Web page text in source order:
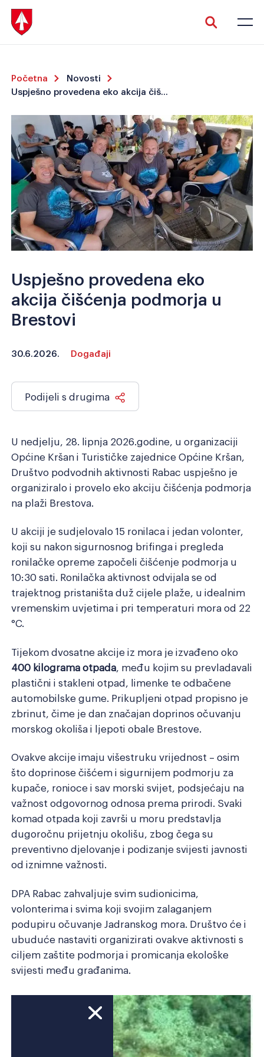
Veliki tekst Invertiraj boju
Crno-bijelo Razmak slova
Razmak redova Veliki kursor
Početna
Novosti
Uspješno provedena eko akcija čišćenja podmorja u Brestovi
Uspješno provedena eko
akcija čišćenja podmorja u
Brestovi
30.6.2026. Događaji
Podijeli s drugima
U nedjelju, 28. lipnja 2026.godine, u organizaciji
Općine Kršan i Turističke zajednice Općine Kršan,
Društvo podvodnih aktivnosti Rabac uspješno je
organiziralo i provelo eko akciju čišćenja podmorja
na plaži Brestova.
U akciji je sudjelovalo 15 ronilaca i jedan volonter,
koji su nakon sigurnosnog brifinga i pregleda
ronilačke opreme započeli čišćenje podmorja u
10:30 sati. Ronilačka aktivnost odvijala se od
trajektnog pristaništa duž cijele plaže, u idealnim
vremenskim uvjetima i pri temperaturi mora od 22
°C.
Tijekom dvosatne akcije iz mora je izvađeno oko
400 kilograma otpada, među kojim su prevladavali
plastični i stakleni otpad, limenke te odbačene
automobilske gume. Prikupljeni otpad propisno je
zbrinut, čime je dan značajan doprinos očuvanju
morskog okoliša i ljepoti obale Brestove.
Ovakve akcije imaju višestruku vrijednost – osim
što doprinose čišćem i sigurnijem podmorju za
kupače, ronioce i sav morski svijet, podsjećaju na
važnost odgovornog odnosa prema prirodi. Svaki
komad otpada koji završi u moru predstavlja
dugoročnu prijetnju okolišu, zbog čega su
preventivno djelovanje i podizanje svijesti javnosti
od iznimne važnosti.
DPA Rabac zahvaljuje svim sudionicima,
volonterima i svima koji svojim zalaganjem
podupiru očuvanje Jadranskog mora. Društvo će i
ubuduće nastaviti organizirati ovakve aktivnosti s
ciljem zaštite podmorja i promicanja ekološke
svijesti među građanima.